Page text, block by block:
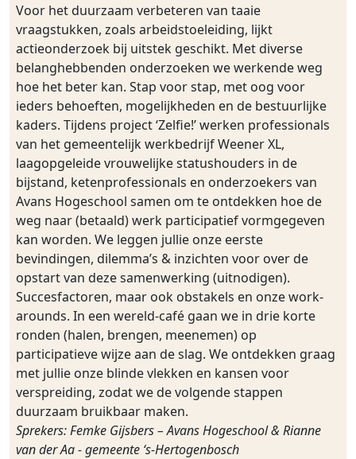
Voor het duurzaam verbeteren van taaie
vraagstukken, zoals arbeidstoeleiding, lijkt
actieonderzoek bij uitstek geschikt. Met diverse
belanghebbenden onderzoeken we werkende weg
hoe het beter kan. Stap voor stap, met oog voor
ieders behoeften, mogelijkheden en de bestuurlijke
kaders. Tijdens project ‘Zelfie!’ werken professionals
van het gemeentelijk werkbedrijf Weener XL,
laagopgeleide vrouwelijke statushouders in de
bijstand, ketenprofessionals en onderzoekers van
Avans Hogeschool samen om te ontdekken hoe de
weg naar (betaald) werk participatief vormgegeven
kan worden. We leggen jullie onze eerste
bevindingen, dilemma’s & inzichten voor over de
opstart van deze samenwerking (uitnodigen).
Succesfactoren, maar ook obstakels en onze work-
arounds. In een wereld-café gaan we in drie korte
ronden (halen, brengen, meenemen) op
participatieve wijze aan de slag. We ontdekken graag
met jullie onze blinde vlekken en kansen voor
verspreiding, zodat we de volgende stappen
duurzaam bruikbaar maken.
Sprekers: Femke Gijsbers – Avans Hogeschool & Rianne
van der Aa - gemeente ‘s-Hertogenbosch